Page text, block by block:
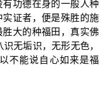
功德在身的一般人种
证者，便是殊胜的施
大的种福田，真实佛
无垢识，无形无色，
不能说自心如来是福